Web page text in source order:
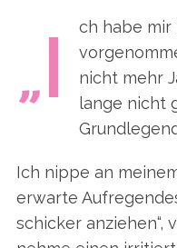
„I
ch habe mir
nicht mehr
lange nicht
Ich nippe an
erwarte
schicker anziehen“,